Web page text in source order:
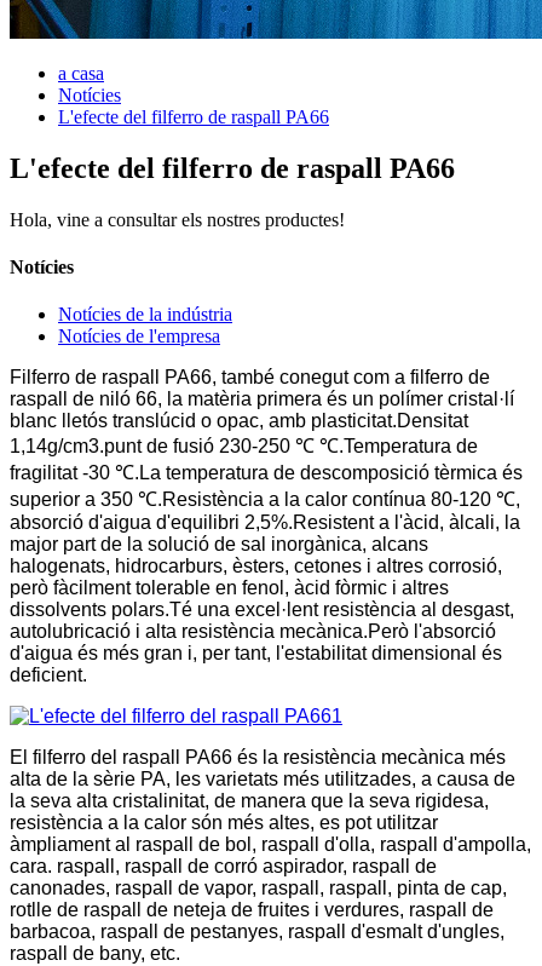
a casa
Notícies
L'efecte del filferro de raspall PA66
L'efecte del filferro de raspall PA66
Hola, vine a consultar els nostres productes!
Notícies
Notícies de la indústria
Notícies de l'empresa
Filferro de raspall PA66, també conegut com a filferro de
raspall de niló 66, la matèria primera és un polímer cristal·lí
blanc lletós translúcid o opac, amb plasticitat.Densitat
1,14g/cm3.punt de fusió 230-250 ℃ ℃.Temperatura de
fragilitat -30 ℃.La temperatura de descomposició tèrmica és
superior a 350 ℃.Resistència a la calor contínua 80-120 ℃,
absorció d'aigua d'equilibri 2,5%.Resistent a l'àcid, àlcali, la
major part de la solució de sal inorgànica, alcans
halogenats, hidrocarburs, èsters, cetones i altres corrosió,
però fàcilment tolerable en fenol, àcid fòrmic i altres
dissolvents polars.Té una excel·lent resistència al desgast,
autolubricació i alta resistència mecànica.Però l'absorció
d'aigua és més gran i, per tant, l'estabilitat dimensional és
deficient.
El filferro del raspall PA66 és la resistència mecànica més
alta de la sèrie PA, les varietats més utilitzades, a causa de
la seva alta cristalinitat, de manera que la seva rigidesa,
resistència a la calor són més altes, es pot utilitzar
àmpliament al raspall de bol, raspall d'olla, raspall d'ampolla,
cara. raspall, raspall de corró aspirador, raspall de
canonades, raspall de vapor, raspall, raspall, pinta de cap,
rotlle de raspall de neteja de fruites i verdures, raspall de
barbacoa, raspall de pestanyes, raspall d'esmalt d'ungles,
raspall de bany, etc.